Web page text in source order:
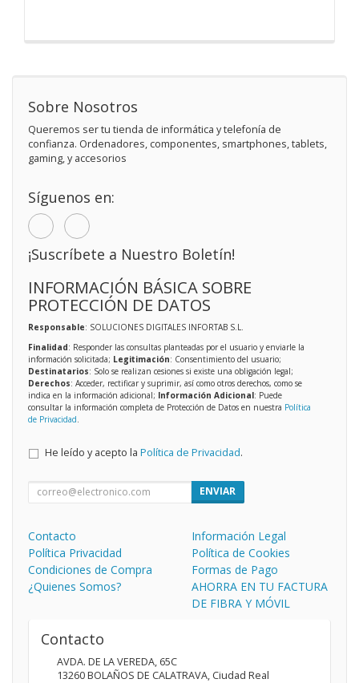
Sobre Nosotros
Queremos ser tu tienda de informática y telefonía de
confianza. Ordenadores, componentes, smartphones, tablets,
gaming, y accesorios
Síguenos en:
¡Suscríbete a Nuestro Boletín!
INFORMACIÓN BÁSICA SOBRE
PROTECCIÓN DE DATOS
Responsable: SOLUCIONES DIGITALES INFORTAB S.L.
Finalidad: Responder las consultas planteadas por el usuario y enviarle la
información solicitada; Legitimación: Consentimiento del usuario;
Destinatarios: Solo se realizan cesiones si existe una obligación legal;
Derechos: Acceder, rectificar y suprimir, así como otros derechos, como se
indica en la información adicional; Información Adicional: Puede
consultar la información completa de Protección de Datos en nuestra Política
de Privacidad
He leído y acepto la Política de Privacidad.
ENVIAR
Contacto
Información Legal
Política Privacidad
Política de Cookies
Condiciones de Compra
Formas de Pago
¿Quienes Somos?
AHORRA EN TU FACTURA
DE FIBRA Y MÓVIL
Contacto
AVDA. DE LA VEREDA, 65C
13260BOLAÑOS DE CALATRAVA, Ciudad Real